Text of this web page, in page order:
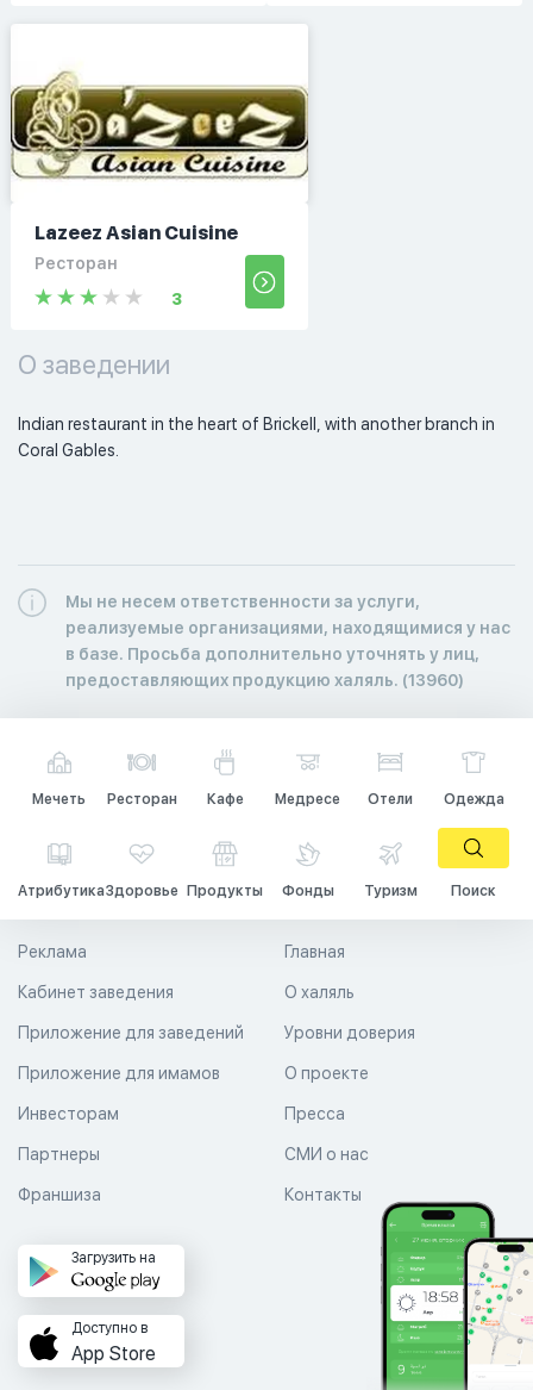
Lazeez Asian Cuisine
Ресторан
3
О заведении
Indian restaurant in the heart of Brickell, with another branch in
Coral Gables.
Мы не несем ответственности за услуги,
реализуемые организациями, находящимися у нас
в базе. Просьба дополнительно уточнять у лиц,
предоставляющих продукцию халяль. (13960)
Мечеть Ресторан Кафе Медресе Отели Одежда
АтрибутикаЗдоровье Продукты Фонды Туризм Поиск
Главная
О халяль
Уровни доверия
Реклама
Кабинет заведения
Приложение для заведений
Приложение для имамов О проекте
Пресса
СМИ о нас
Контакты
Инвесторам
Партнеры
Франшиза
Загрузить на
Доступно в
App Store